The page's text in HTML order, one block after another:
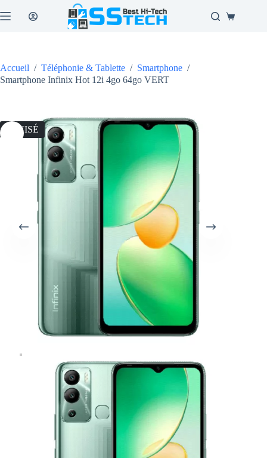
au
Panier
Accueil / Téléphonie & Tablette / Smartphone /
Smartphone Infinix Hot 12i 4go 64go VERT
ÉPUISÉ